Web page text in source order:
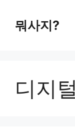
뭐사지?
디지